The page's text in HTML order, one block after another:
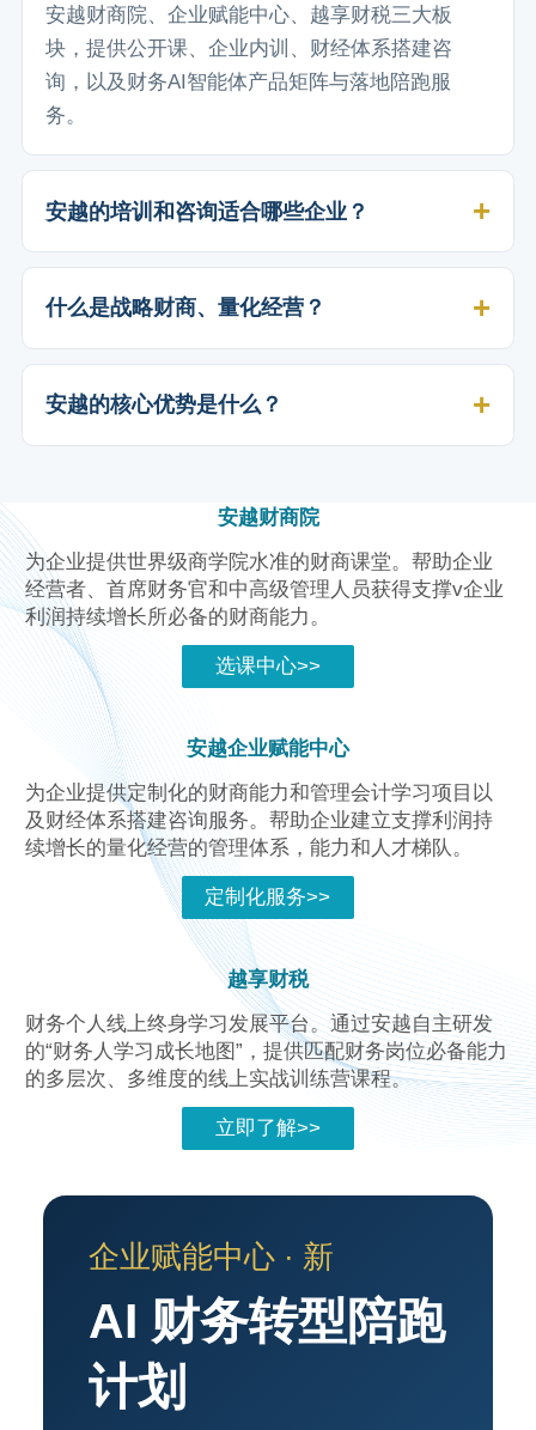
安越财商院、企业赋能中心、越享财税三大板
块，提供公开课、企业内训、财经体系搭建咨
询，以及财务AI智能体产品矩阵与落地陪跑服
务。
安越的培训和咨询适合哪些企业？
什么是战略财商、量化经营？
安越的核心优势是什么？
安越财商院
为企业提供世界级商学院水准的财商课堂。帮助企业
经营者、首席财务官和中高级管理人员获得支撑v企业
利润持续增长所必备的财商能力。
选课中心>>
安越企业赋能中心
为企业提供定制化的财商能力和管理会计学习项目以
及财经体系搭建咨询服务。帮助企业建立支撑利润持
续增长的量化经营的管理体系，能力和人才梯队。
定制化服务>>
越享财税
财务个人线上终身学习发展平台。通过安越自主研发
的“财务人学习成长地图”，提供匹配财务岗位必备能力
的多层次、多维度的线上实战训练营课程。
立即了解>>
企业赋能中心 · 新
AI 财务转型陪跑
计划